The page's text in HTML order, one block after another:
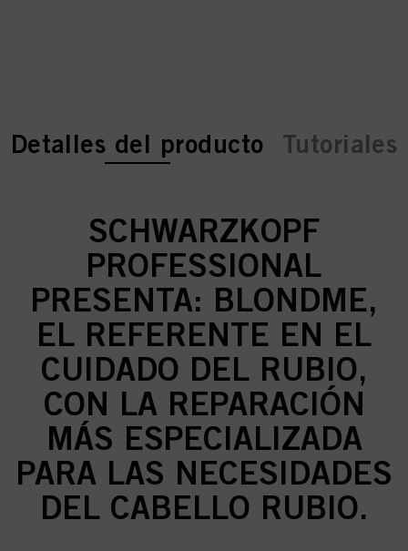
current tab:
current tab:
Detalles del producto Tutoriales
SCHWARZKOPF
PROFESSIONAL
PRESENTA: BLONDME,
EL REFERENTE EN EL
CUIDADO DEL RUBIO,
CON LA REPARACIÓN
MÁS ESPECIALIZADA
PARA LAS NECESIDADES
DEL CABELLO RUBIO.